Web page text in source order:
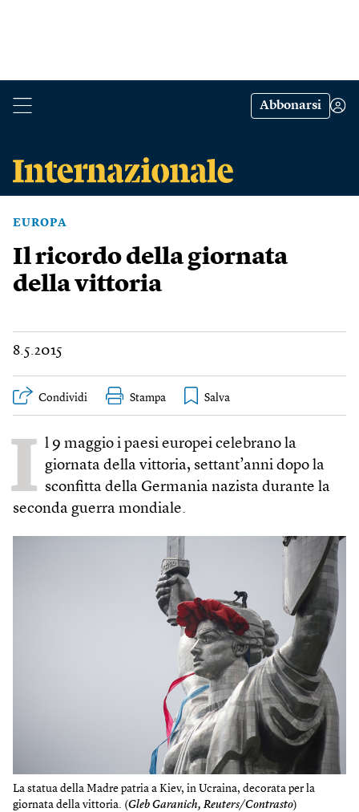
Abbonarsi
EUROPA
Il ricordo della giornata
della vittoria
8.5.2015
Condividi Stampa
I l 9 maggio i paesi europei celebrano la
giornata della vittoria, settant’anni dopo la
sconfitta della Germania nazista durante la
seconda guerra mondiale.
La statua della Madre patria a Kiev, in Ucraina, decorata per la
giornata della vittoria. (Gleb Garanich, Reuters/Contrasto)